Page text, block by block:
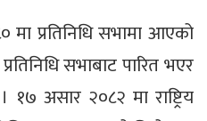
प्रतिनिधि सभामा आएको
सभाबाट पारित भएर
१७ असार २०८२ मा राष्ट्रिय